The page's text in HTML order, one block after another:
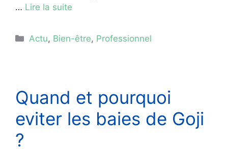
… Lire la suite
Catégories
Actu, Bien-être, Professionnel
Quand et pourquoi
eviter les baies de Goji
?